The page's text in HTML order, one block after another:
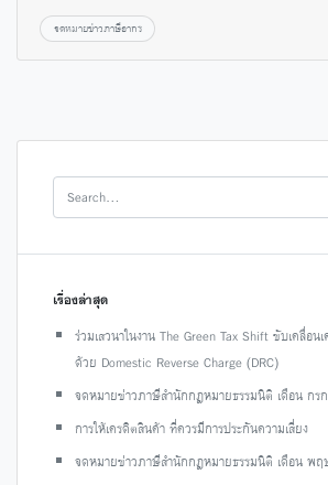
จดหมายข่าวภาษีอากร
เรื่องล่าสุด
ร่วมเสวนาในงาน The Green Tax Shift ขับเคลื่อ
ด้วย Domestic Reverse Charge (DRC)
จดหมายข่าวภาษีสำนักกฎหมายธรรมนิติ เดือน ก
การให้เครดิตสินค้า ที่ควรมีการประกันความเสี่ยง
จดหมายข่าวภาษีสำนักกฎหมายธรรมนิติ เดือน พ